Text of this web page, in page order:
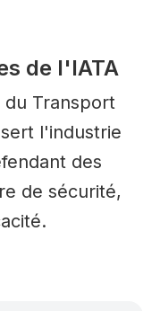
de l'IATA
du Transport
l'industrie
des
de sécurité,